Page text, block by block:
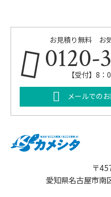
お見積り無料 お
0120-
【受付】8
メールでの
〒
愛知県名古屋市南